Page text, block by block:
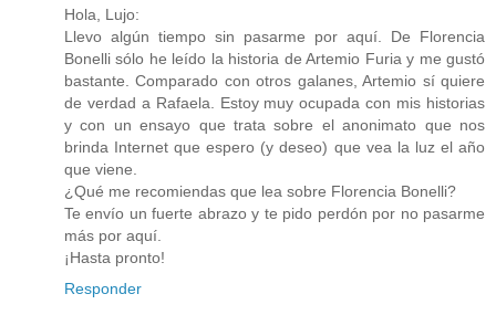
Hola, Lujo:
Llevo algún tiempo sin pasarme por aquí. De Florencia
Bonelli sólo he leído la historia de Artemio Furia y me gustó
bastante. Comparado con otros galanes, Artemio sí quiere
de verdad a Rafaela. Estoy muy ocupada con mis historias
y con un ensayo que trata sobre el anonimato que nos
brinda Internet que espero (y deseo) que vea la luz el año
que viene.
¿Qué me recomiendas que lea sobre Florencia Bonelli?
Te envío un fuerte abrazo y te pido perdón por no pasarme
más por aquí.
¡Hasta pronto!
Responder